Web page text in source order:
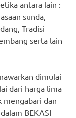
antara lain :
sunda,
Tradisi
serta lain
dimulai
dari harga lima
mengabari dan
BEKASI